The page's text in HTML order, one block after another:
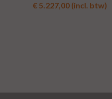
€ 5.227,00 (incl. btw)